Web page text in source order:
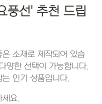
풍선' 추천 드립
소재로 제작되어 있습
양한 선택이 가능합니다.
인기 상품입니다.
요.